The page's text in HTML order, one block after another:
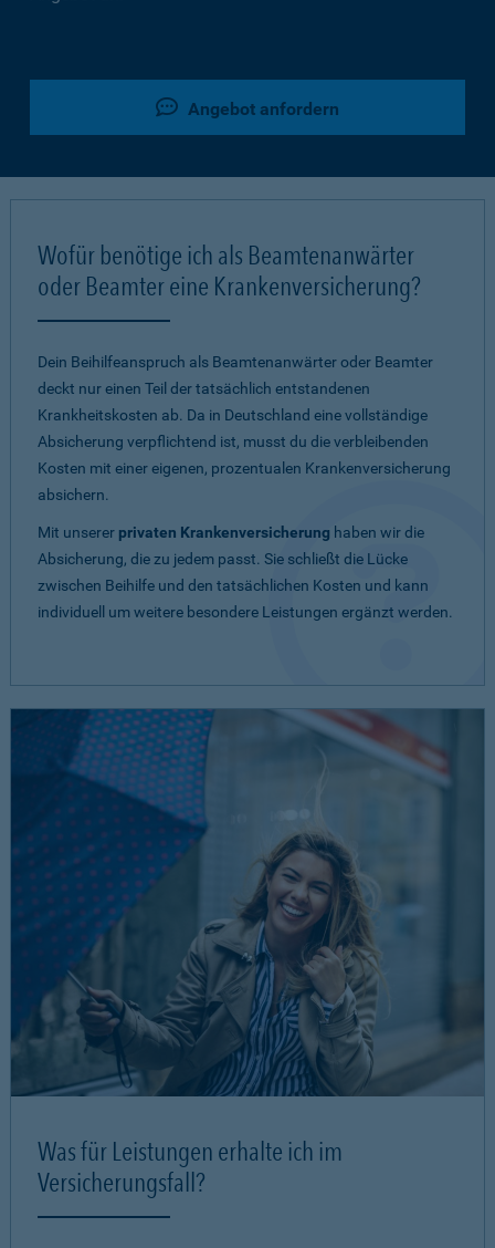
Angebot anfordern
Wofür benötige ich als Beamtenanwärter
oder Beamter eine Krankenversicherung?
Dein Beihilfeanspruch als Beamtenanwärter oder Beamter
deckt nur einen Teil der tatsächlich entstandenen
Krankheitskosten ab. Da in Deutschland eine vollständige
Absicherung verpflichtend ist, musst du die verbleibenden
Kosten mit einer eigenen, prozentualen Krankenversicherung
absichern.
Mit unserer privaten Krankenversicherung haben wir die
Absicherung, die zu jedem passt. Sie schließt die Lücke
zwischen Beihilfe und den tatsächlichen Kosten und kann
individuell um weitere besondere Leistungen ergänzt werden.
Was für Leistungen erhalte ich im
Versicherungsfall?